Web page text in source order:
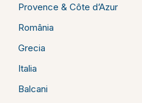
Provence & Côte d’Azur
România
Grecia
Italia
Balcani